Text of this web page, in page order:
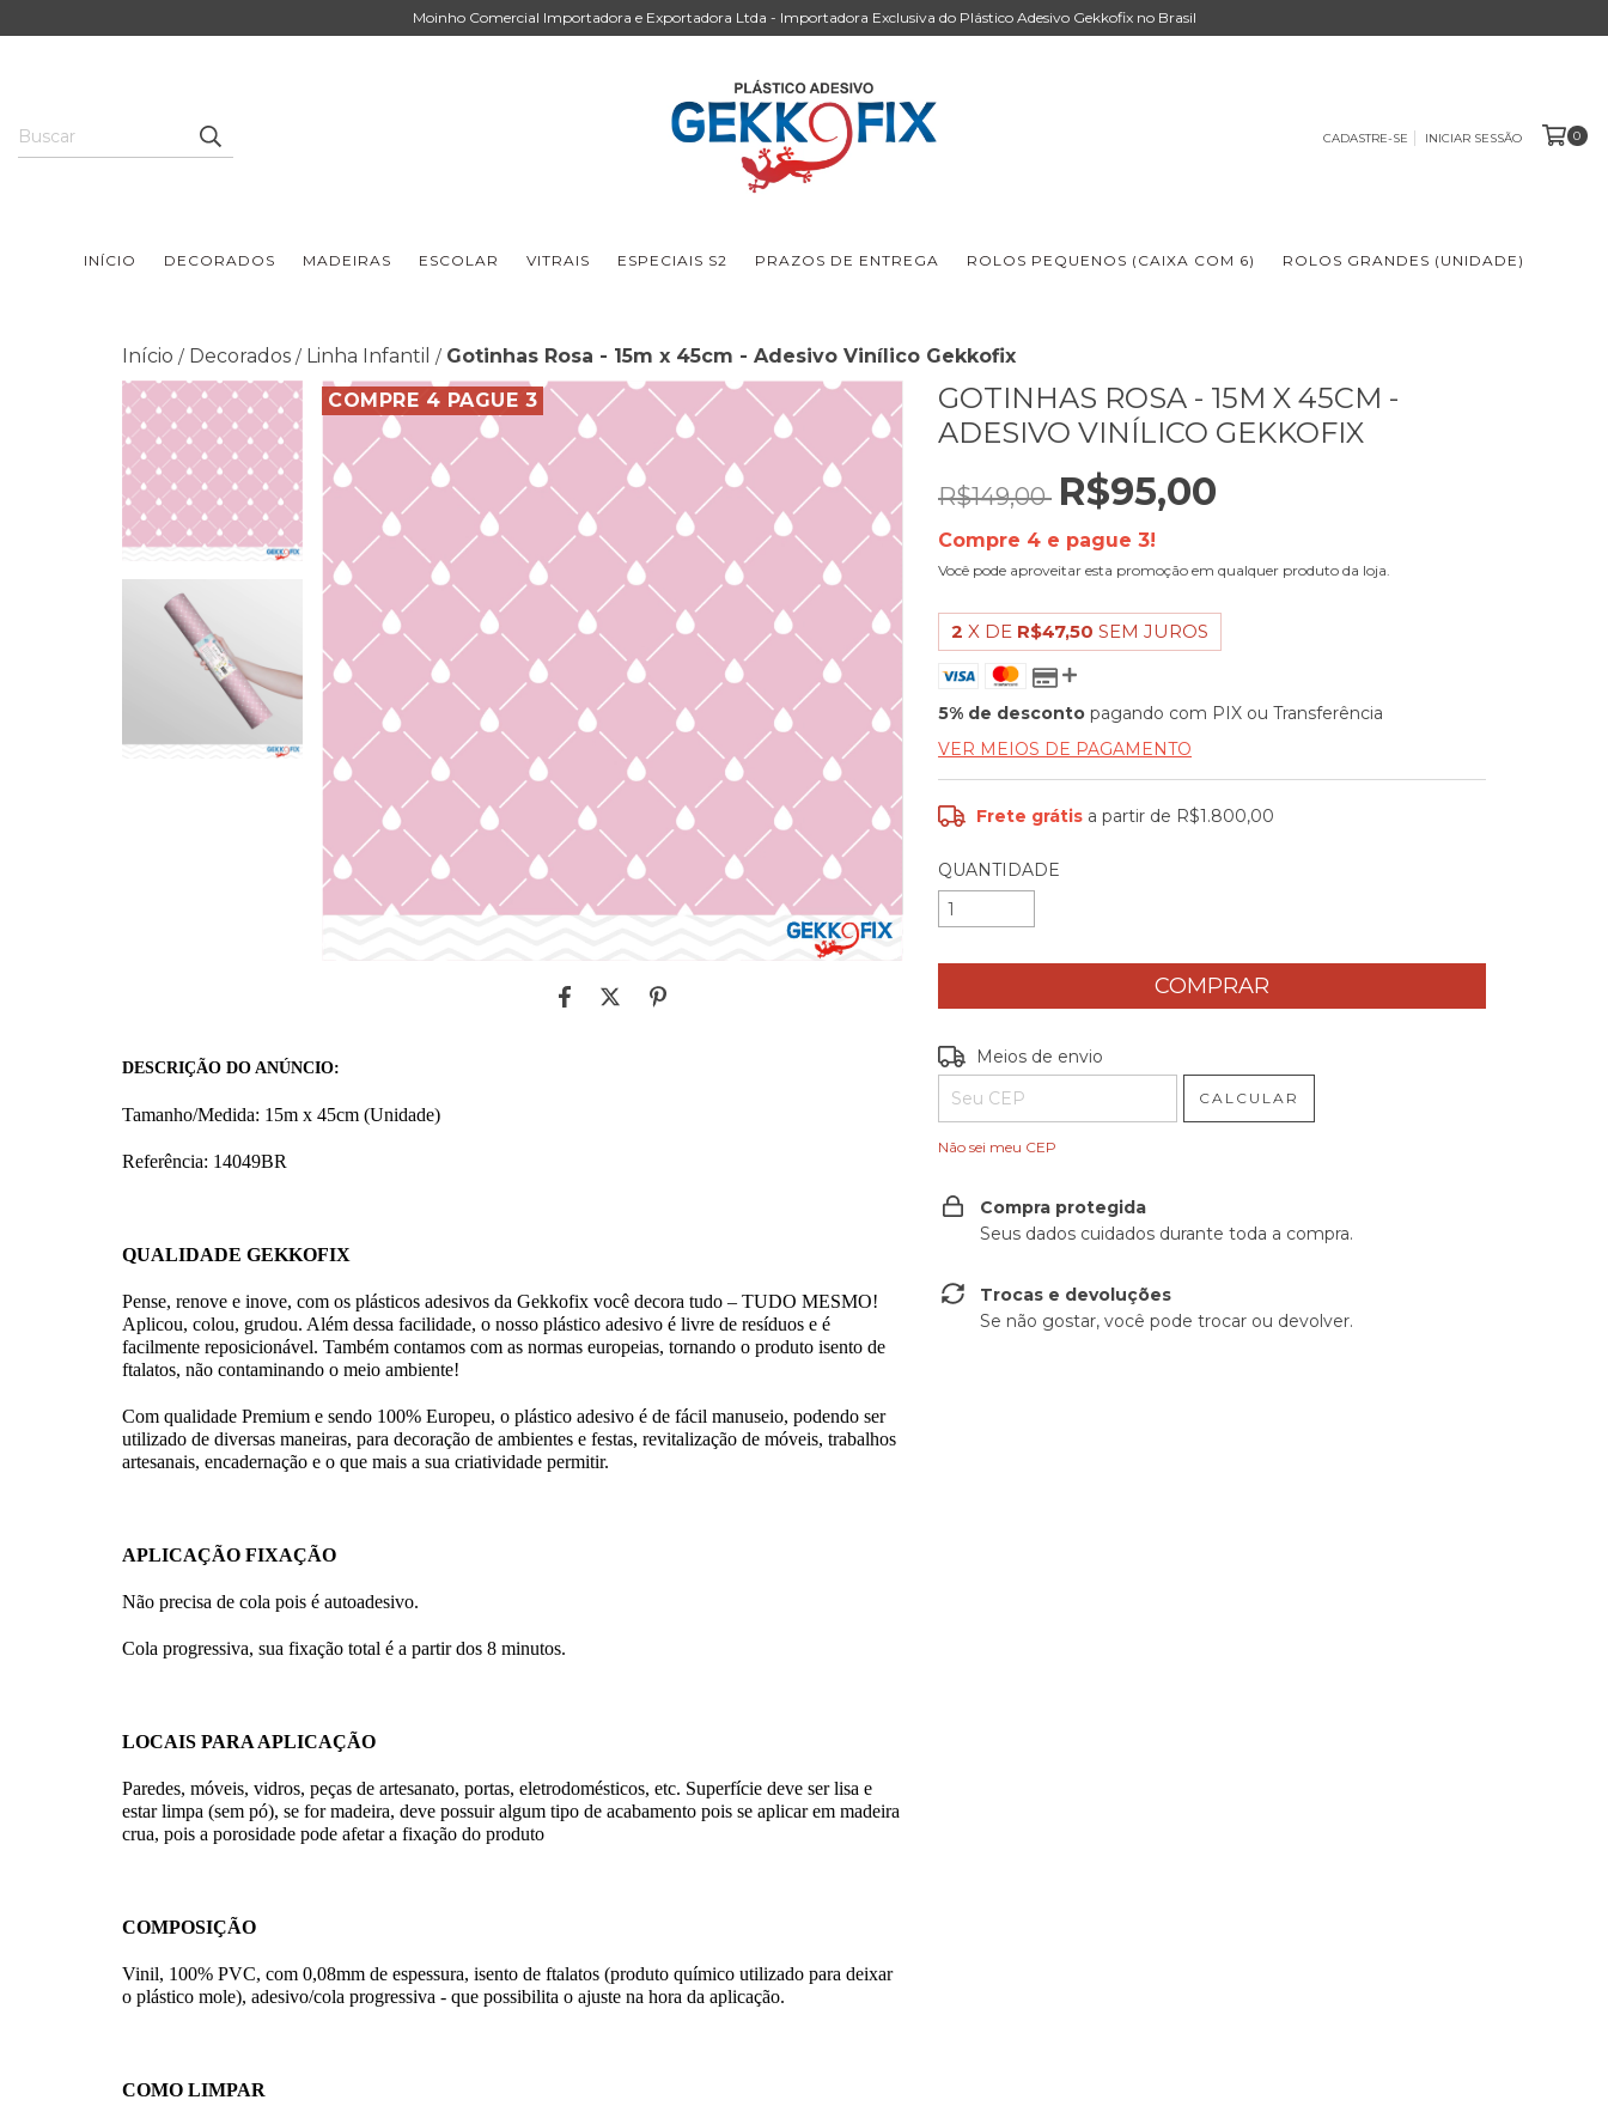
Moinho Comercial Importadora e Exportadora Ltda - Importadora Exclusiva do Plástico Adesivo Gekkofix no Brasil
CADASTRE-SE INICIAR SESSÃO 0
INÍCIO DECORADOS MADEIRAS ESCOLAR VITRAIS ESPECIAIS S2 PRAZOS DE ENTREGA ROLOS PEQUENOS (CAIXA COM 6) ROLOS GRANDES (UNIDADE)
Início / Decorados / Linha Infantil / Gotinhas Rosa - 15m x 45cm - Adesivo Vinílico Gekkofix
COMPRE 4 PAGUE 3
DESCRIÇÃO DO ANÚNCIO:
Tamanho/Medida: 15m x 45cm (Unidade)
Referência: 14049BR
QUALIDADE GEKKOFIX
Pense, renove e inove, com os plásticos adesivos da Gekkofix você decora tudo – TUDO MESMO!
Aplicou, colou, grudou. Além dessa facilidade, o nosso plástico adesivo é livre de resíduos e é
facilmente reposicionável. Também contamos com as normas europeias, tornando o produto isento de
ftalatos, não contaminando o meio ambiente!
Com qualidade Premium e sendo 100% Europeu, o plástico adesivo é de fácil manuseio, podendo ser
utilizado de diversas maneiras, para decoração de ambientes e festas, revitalização de móveis, trabalhos
artesanais, encadernação e o que mais a sua criatividade permitir.
APLICAÇÃO FIXAÇÃO
Não precisa de cola pois é autoadesivo.
Cola progressiva, sua fixação total é a partir dos 8 minutos.
LOCAIS PARA APLICAÇÃO
Paredes, móveis, vidros, peças de artesanato, portas, eletrodomésticos, etc. Superfície deve ser lisa e
estar limpa (sem pó), se for madeira, deve possuir algum tipo de acabamento pois se aplicar em madeira
crua, pois a porosidade pode afetar a fixação do produto
COMPOSIÇÃO
Vinil, 100% PVC, com 0,08mm de espessura, isento de ftalatos (produto químico utilizado para deixar
o plástico mole), adesivo/cola progressiva - que possibilita o ajuste na hora da aplicação.
COMO LIMPAR
GOTINHAS ROSA - 15M X 45CM -
ADESIVO VINÍLICO GEKKOFIX
R$149,00 R$95,00
Compre 4 e pague 3!
Você pode aproveitar esta promoção em qualquer produto da loja.
2 X DE R$47,50 SEM JUROS
5% de desconto pagando com PIX ou Transferência
VER MEIOS DE PAGAMENTO
Frete grátis a partir de R$1.800,00
QUANTIDADE
Entregas para o CEP:
Meios de envio
CALCULAR
Não sei meu CEP
Compra protegida
Seus dados cuidados durante toda a compra.
Trocas e devoluções
Se não gostar, você pode trocar ou devolver.